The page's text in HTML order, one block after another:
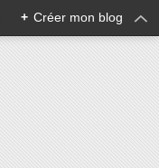
+ Créer mon blog